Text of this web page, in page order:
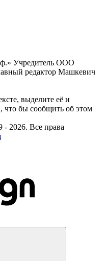
Учредитель ООО
редактор Машкевич
выделите её и
бы сообщить об этом
- 2026. Все права